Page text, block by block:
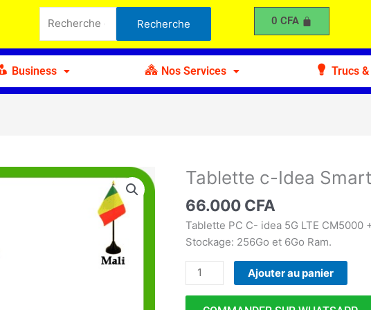
pour :
Recherche 0 CFA
Business Nos Services Trucs
Tablette c-Idea
66.000 CFA
Tablette PC C- idea 5G LTE CM5000
Stockage: 256Go et 6Go Ram.
quantité
Tablette
c-
Idea
5G
Ajouter au panier
5G
Pc